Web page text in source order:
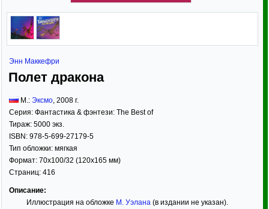
Энн Маккефри
Полет дракона
М.: Эксмо, 2008 г.
Серия: Фантастика & фэнтези: The Best of
Тираж: 5000 экз.
ISBN: 978-5-699-27179-5
Тип обложки: мягкая
Формат: 70x100/32 (120x165 мм)
Страниц: 416
Описание:
Иллюстрация на обложке М. Уэлана(в издании не указан).